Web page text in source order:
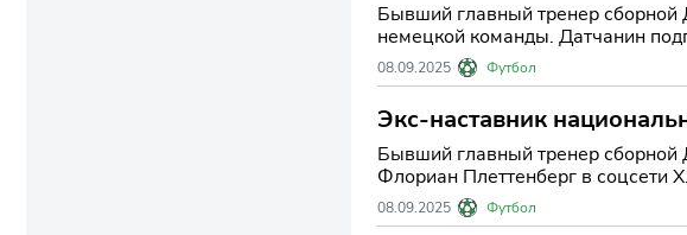
Бывший главный тренер сборной
немецкой команды. Датчанин
08.09.2025 Футбол
Экс-наставник
клуба "Байер" -
Бывший главный тренер сборной
Флориан Плеттенберг в соцсети
08.09.2025 Футбол